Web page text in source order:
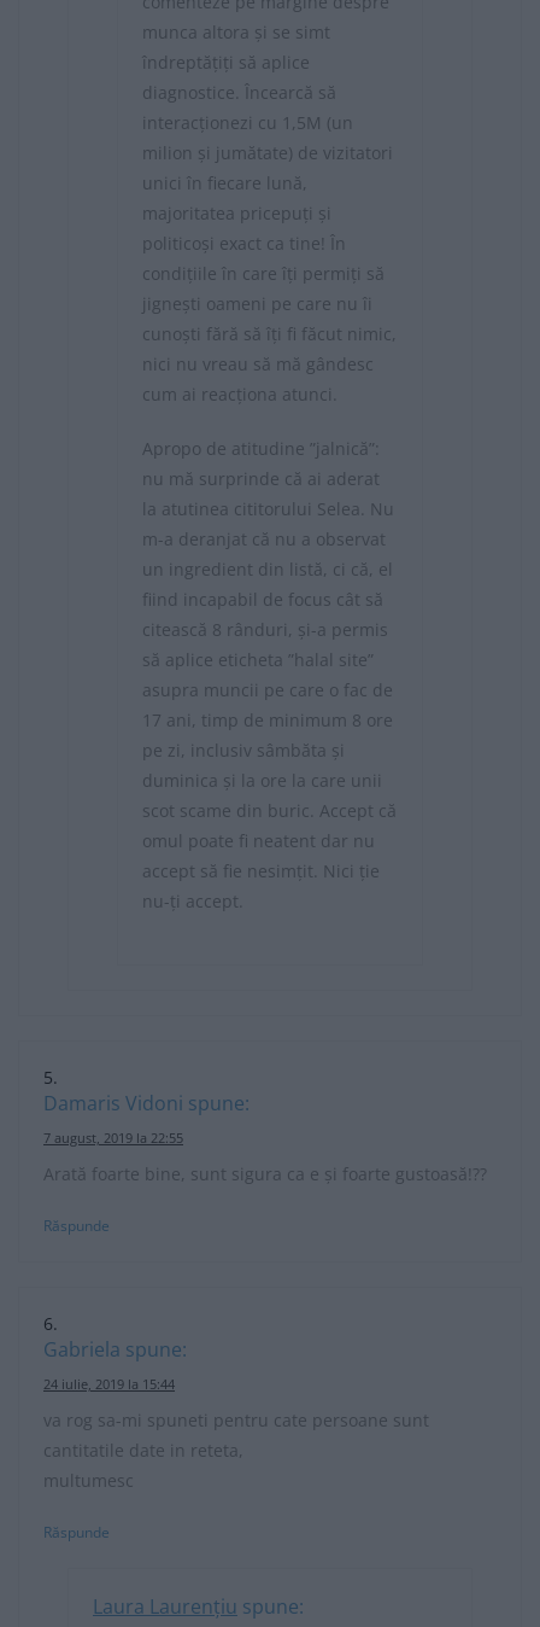
munca altora și se simt
îndreptățiți să aplice
diagnostice. Încearcă să
interacționezi cu 1,5M (un
milion și jumătate) de vizitatori
unici în fiecare lună,
majoritatea pricepuți și
politicoși exact ca tine! În
condițiile în care îți permiți să
jignești oameni pe care nu îi
cunoști fără să îți fi făcut nimic,
nici nu vreau să mă gândesc
cum ai reacționa atunci.
Apropo de atitudine ”jalnică”:
nu mă surprinde că ai aderat
la atutinea cititorului Selea. Nu
m-a deranjat că nu a observat
un ingredient din listă, ci că, el
fiind incapabil de focus cât să
citească 8 rânduri, și-a permis
să aplice eticheta ”halal site”
asupra muncii pe care o fac de
17 ani, timp de minimum 8 ore
pe zi, inclusiv sâmbăta și
duminica și la ore la care unii
scot scame din buric. Accept că
omul poate fi neatent dar nu
accept să fie nesimțit. Nici ție
nu-ți accept.
Damaris Vidoni spune:
7 august, 2019 la 22:55
Arată foarte bine, sunt sigura ca e și foarte gustoasă!??
Răspunde
Gabriela spune:
24 iulie, 2019 la 15:44
va rog sa-mi spuneti pentru cate persoane sunt
cantitatile date in reteta,
multumesc
Răspunde
Laura Laurențiu spune: